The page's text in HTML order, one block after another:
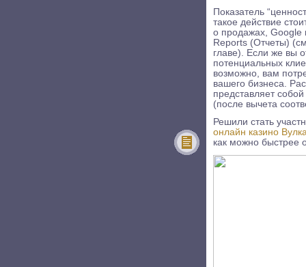
Показатель
такое действие
о продажах, Google
Reports (Отчеты)
главе). Если же вы
потенциальных
возможно, вам
вашего бизнеса.
представляет
(после вычета
Решили стать
онлайн казино
как можно быстрее